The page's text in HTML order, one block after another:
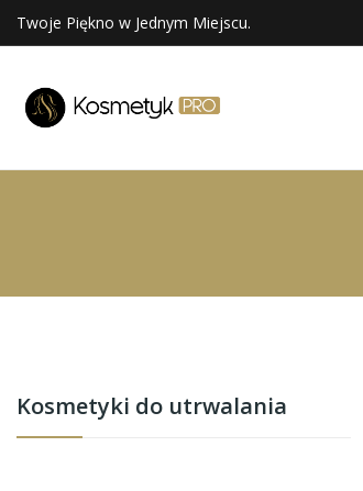
Twoje Piękno w Jednym Miejscu.
Kosmetyki do utrwalania